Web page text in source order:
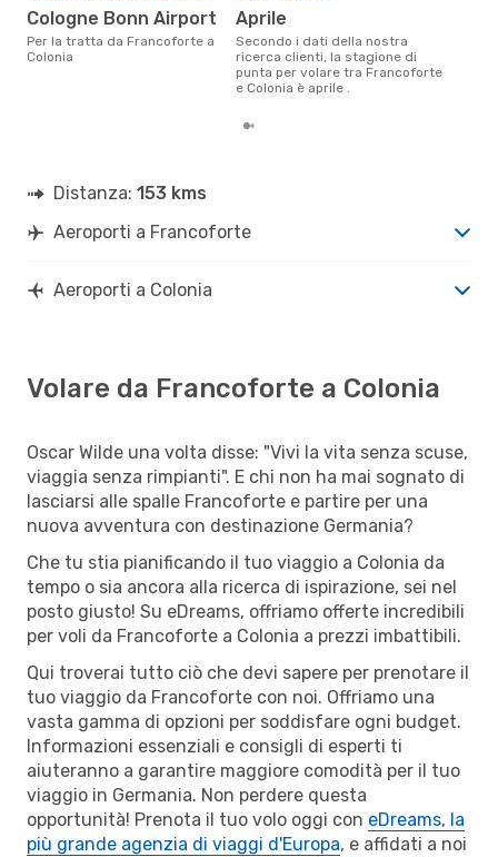
Cologne Bonn Airport
Per la tratta da Francoforte a
Colonia
aprile
Secondo i dati della nostra
ricerca clienti, la stagione di
punta per volare tra Francoforte
e Colonia è aprile .
Distanza: 153 kms
Aeroporti a Francoforte
Aeroporti a Colonia
Volare da Francoforte a Colonia
Oscar Wilde una volta disse: "Vivi la vita senza scuse,
viaggia senza rimpianti". E chi non ha mai sognato di
lasciarsi alle spalle Francoforte e partire per una
nuova avventura con destinazione Germania?
Che tu stia pianificando il tuo viaggio a Colonia da
tempo o sia ancora alla ricerca di ispirazione, sei nel
posto giusto! Su eDreams, offriamo offerte incredibili
per voli da Francoforte a Colonia a prezzi imbattibili.
Qui troverai tutto ciò che devi sapere per prenotare il
tuo viaggio da Francoforte con noi. Offriamo una
vasta gamma di opzioni per soddisfare ogni budget.
Informazioni essenziali e consigli di esperti ti
aiuteranno a garantire maggiore comodità per il tuo
viaggio in Germania. Non perdere questa
opportunità! Prenota il tuo volo oggi con eDreams, la
più grande agenzia di viaggi d'Europa, e affidati a noi